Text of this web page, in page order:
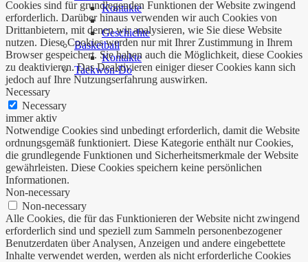
Kontakte
Geschichte
Basketball
Kontakte
Taekwon-Do
Cookies sind für grundlegenden Funktionen der Website zwingend
erforderlich. Darüber hinaus verwenden wir auch Cookies von
Drittanbietern, mit denen wir analysieren, wie Sie diese Website
nutzen. Diese Cookies werden nur mit Ihrer Zustimmung in Ihrem
Browser gespeichert. Sie haben auch die Möglichkeit, diese Cookies
zu deaktivieren. Das Deaktivieren einiger dieser Cookies kann sich
jedoch auf Ihre Nutzungserfahrung auswirken.
Necessary
Necessary
immer aktiv
Notwendige Cookies sind unbedingt erforderlich, damit die Website
ordnungsgemäß funktioniert. Diese Kategorie enthält nur Cookies,
die grundlegende Funktionen und Sicherheitsmerkmale der Website
gewährleisten. Diese Cookies speichern keine persönlichen
Informationen.
Non-necessary
Non-necessary
Alle Cookies, die für das Funktionieren der Website nicht zwingend
erforderlich sind und speziell zum Sammeln personenbezogener
Benutzerdaten über Analysen, Anzeigen und andere eingebettete
Inhalte verwendet werden, werden als nicht erforderliche Cookies